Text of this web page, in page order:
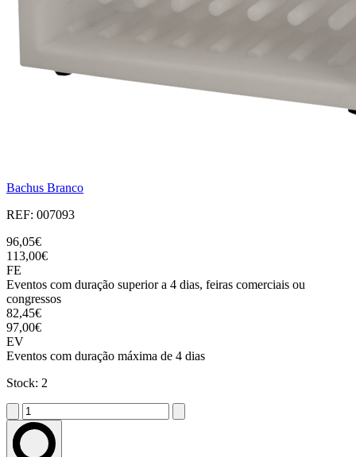
Bachus Branco
REF: 007093
96,05€
113,00€
FE
Eventos com duração superior a 4 dias, feiras comerciais ou
congressos
82,45€
97,00€
EV
Eventos com duração máxima de 4 dias
Stock: 2